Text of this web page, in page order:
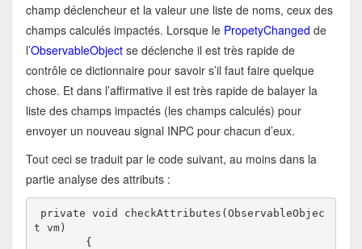
champ déclencheur et la valeur une liste de noms, ceux des
champs calculés impactés. Lorsque le PropetyChanged de
l’ObservableObjectse déclenche il est très rapide de
contrôle ce dictionnaire pour savoir s’il faut faire quelque
chose. Et dans l’affirmative il est très rapide de balayer la
liste des champs impactés (les champs calculés) pour
envoyer un nouveau signal INPC pour chacun d’eux.
Tout ceci se traduit par le code suivant, au moins dans la
partie analyse des attributs :
t vm)